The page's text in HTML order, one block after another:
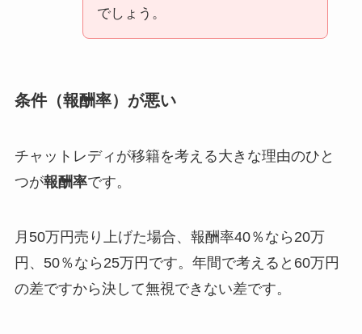
でしょう。
条件（報酬率）が悪い
チャットレディが移籍を考える大きな理由のひと
つが報酬率です。
月50万円売り上げた場合、報酬率40％なら20万
円、50％なら25万円です。年間で考えると60万円
の差ですから決して無視できない差です。